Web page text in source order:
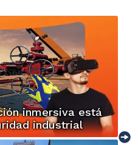
inmersiva está
industrial